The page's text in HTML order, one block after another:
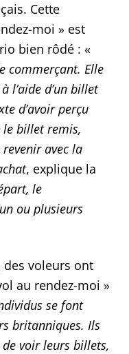
Cette
moi » est
bien rôdé : «
commerçant. Elle
l’aide d’un billet
d’avoir perçu
billet remis,
avec la
, explique la
le
ou plusieurs
voleurs ont
au rendez-moi »
se font
britanniques. Ils
voir leurs billets,